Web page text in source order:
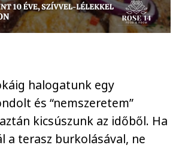
halogatunk egy
és “nemszeretem”
kicsúszunk az időből. Ha
a terasz burkolásával, ne